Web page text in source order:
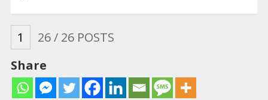
1 26/ 26 POSTS
Share